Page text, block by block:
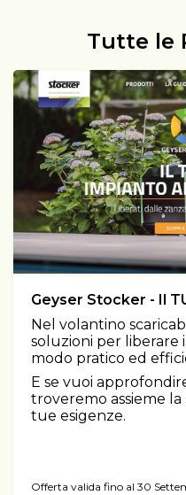
Tutte le
Geyser Stocker - Il
Nel volantino
soluzioni per liberare
modo pratico ed
E se vuoi
troveremo assieme
tue esigenze.
Offerta valida fino al 30